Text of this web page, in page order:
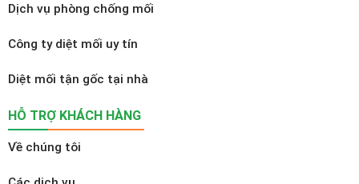
Dịch vụ phòng chống mối
Công ty diệt mối uy tín
Diệt mối tận gốc tại nhà
HỖ TRỢ KHÁCH HÀNG
Về chúng tôi